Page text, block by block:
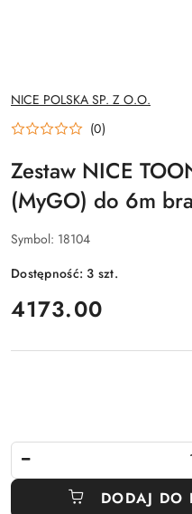
NAZWA
PRODUCENTA:
NICE POLSKA SP. Z O.O.
(0)
Zestaw NICE
(MyGO) do 6m
Symbol: 18104
Dostępność:3 szt.
cena:
4173.00
DODAJ DO